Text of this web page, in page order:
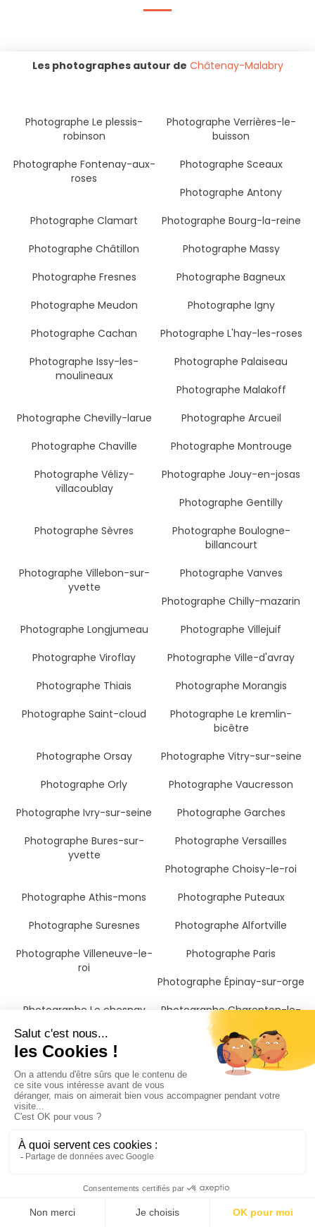
Les photographes autour de Châtenay-Malabry
Photographe Le plessis-
robinson
Photographe Verrières-le-
buisson
Photographe Fontenay-aux-
roses
Photographe Sceaux
Photographe Antony
Photographe Clamart
Photographe Bourg-la-reine
Photographe Châtillon
Photographe Massy
Photographe Fresnes
Photographe Bagneux
Photographe Meudon
Photographe Igny
Photographe Cachan
Photographe L'hay-les-roses
Photographe Issy-les-
moulineaux
Photographe Palaiseau
Photographe Malakoff
Photographe Chevilly-larue
Photographe Arcueil
Photographe Chaville
Photographe Montrouge
Photographe Vélizy-
villacoublay
Photographe Jouy-en-josas
Photographe Gentilly
Photographe Sèvres
Photographe Boulogne-
billancourt
Photographe Villebon-sur-
yvette
Photographe Vanves
Photographe Chilly-mazarin
Photographe Longjumeau
Photographe Villejuif
Photographe Viroflay
Photographe Ville-d'avray
Photographe Thiais
Photographe Morangis
Photographe Saint-cloud
Photographe Le kremlin-
bicêtre
Photographe Orsay
Photographe Vitry-sur-seine
Photographe Orly
Photographe Vaucresson
Photographe Ivry-sur-seine
Photographe Garches
Photographe Bures-sur-
yvette
Photographe Versailles
Photographe Choisy-le-roi
Photographe Athis-mons
Photographe Puteaux
Photographe Suresnes
Photographe Alfortville
Photographe Villeneuve-le-
roi
Photographe Paris
Photographe Épinay-sur-orge
Photographe Le chesnay
Photographe Charenton-le-
Photographe La celle-saint-
Photographe Juvisy-sur-orge
Photographe Morsang-sur-
orge
Photographe Savigny-sur-
Photographe Hauts-de-seine